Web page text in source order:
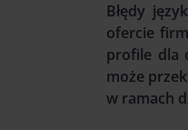
Błędy
ofercie
profile dla
może
w ramach